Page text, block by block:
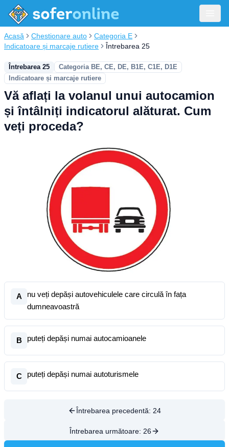
Acasă Chestionare auto
Categoria E
Indicatoare și marcaje rutiere
Întrebarea 25
Întrebarea 25
Categoria BE, CE, DE, B1E, C1E, D1E
Indicatoare și marcaje rutiere
Vă aflați la volanul unui autocamion
și întâlniți indicatorul alăturat. Cum
veți proceda?
A
nu veți depăși autovehiculele care circulă în fața
dumneavoastră
B puteți depăși numai autocamioanele
C puteți depăși numai autoturismele
Întrebarea precedentă: 24
Întrebarea următoare: 26